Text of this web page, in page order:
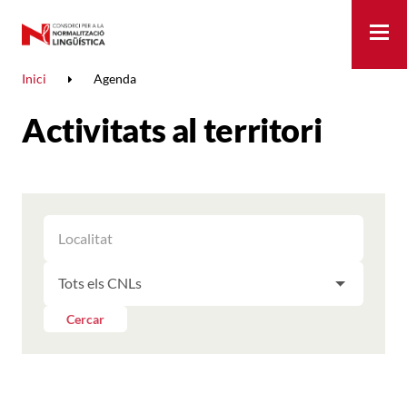
Inici Agenda
Activitats al territori
ELS
RESULTATS
LES
PER
LES
Cercar